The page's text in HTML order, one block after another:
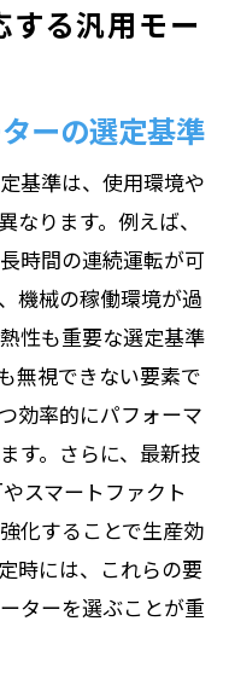
る汎用モー
ーの選定基準
基準は、使用環境や
なります。例えば、
時間の連続運転が可
機械の稼働環境が過
性も重要な選定基準
無視できない要素で
効率的にパフォーマ
す。さらに、最新技
スマートファクト
化することで生産効
時には、これらの要
ターを選ぶことが重